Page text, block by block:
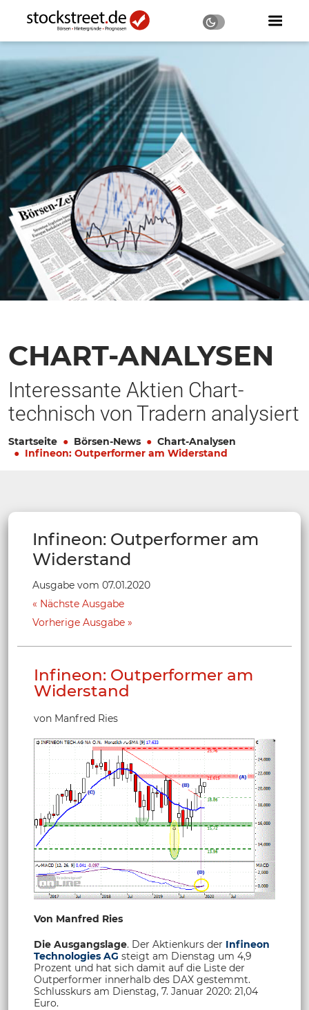
CHART-ANALYSEN
Interessante Aktien Chart-
technisch von Tradern analysiert
Startseite Börsen-News
Chart-Analysen
Infineon: Outperformer am Widerstand
Infineon: Outperformer am
Widerstand
Ausgabe vom 07.01.2020
Nächste Ausgabe
Vorherige Ausgabe
Infineon: Outperformer am
Widerstand
von Manfred Ries
Von Manfred Ries
Die Ausgangslage. Der Aktienkurs der Infineon
Technologies AG steigt am Dienstag um 4,9
Prozent und hat sich damit auf die Liste der
Outperformer innerhalb des DAX gestemmt.
Schlusskurs am Dienstag, 7. Januar 2020: 21,04
Euro.